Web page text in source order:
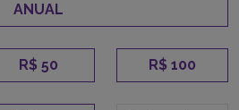
ANUAL
R$ 50 R$ 100